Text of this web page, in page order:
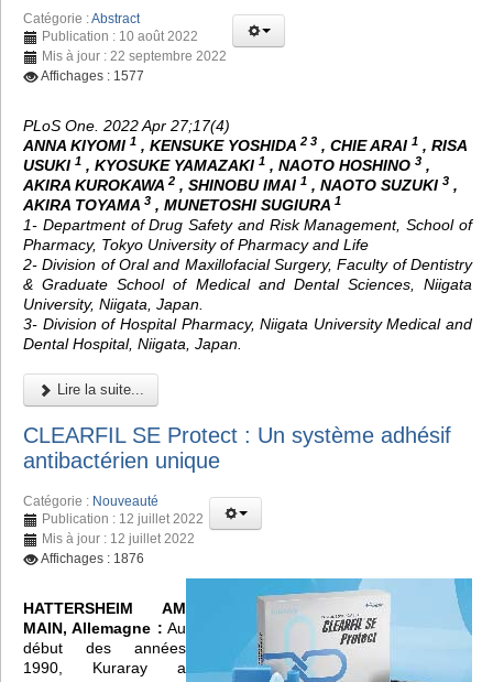
Catégorie :Abstract
Publication : 10 août 2022
Mis à jour : 22 septembre 2022
Affichages : 1577
PLoS One. 2022 Apr 27;17(4)
ANNA KIYOMI 1 , KENSUKE YOSHIDA 2 3 , CHIE ARAI 1 , RISA
USUKI 1 , KYOSUKE YAMAZAKI 1 , NAOTO HOSHINO 3 ,
AKIRA KUROKAWA 2 , SHINOBU IMAI 1 , NAOTO SUZUKI 3 ,
AKIRA TOYAMA 3 , MUNETOSHI SUGIURA 1
1- Department of Drug Safety and Risk Management, School of
Pharmacy, Tokyo University of Pharmacy and Life
2- Division of Oral and Maxillofacial Surgery, Faculty of Dentistry
& Graduate School of Medical and Dental Sciences, Niigata
University, Niigata, Japan.
3- Division of Hospital Pharmacy, Niigata University Medical and
Dental Hospital, Niigata, Japan.
Lire la suite...
CLEARFIL SE Protect : Un système adhésif
antibactérien unique
Catégorie : Nouveauté
Publication : 12 juillet 2022
Mis à jour : 12 juillet 2022
Affichages : 1876
HATTERSHEIM AM
MAIN, Allemagne : Au
début des années
1990, Kuraray a